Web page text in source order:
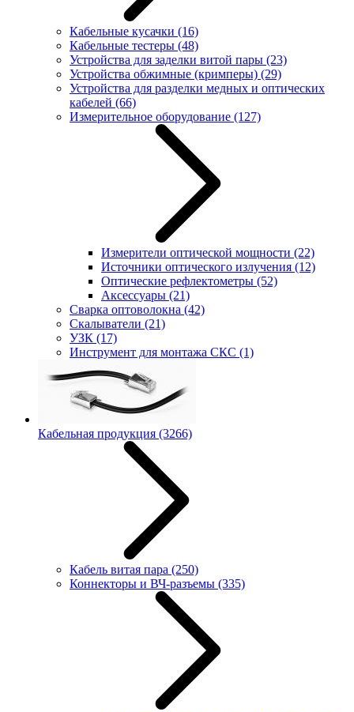
Кабельные кусачки (16)
Кабельные тестеры (48)
Устройства для заделки витой пары (23)
Устройства обжимные (кримперы) (29)
Устройства для разделки медных и оптических
кабелей (66)
Измерительное оборудование (127)
Измерители оптической мощности (22)
Источники оптического излучения (12)
Оптические рефлектометры (52)
Аксессуары (21)
Сварка оптоволокна (42)
Скалыватели (21)
УЗК (17)
Инструмент для монтажа СКС (1)
Кабельная продукция (3266)
Кабель витая пара (250)
Коннекторы и ВЧ-разъемы (335)